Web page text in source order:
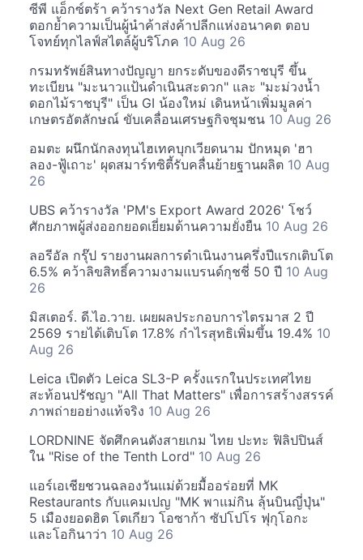
ซีพี แอ็กซ์ตร้า คว้ารางวัล Next Gen Retail Award
ตอกย้ำความเป็นผู้นำค้าส่งค้าปลีกแห่งอนาคต ตอบ
โจทย์ทุกไลฟ์สไตล์ผู้บริโภค 10 Aug 26
กรมทรัพย์สินทางปัญญา ยกระดับของดีราชบุรี ขึ้น
ทะเบียน "มะนาวแป้นดำเนินสะดวก" และ "มะม่วงน้ำ
ดอกไม้ราชบุรี" เป็น GI น้องใหม่ เดินหน้าเพิ่มมูลค่า
เกษตรอัตลักษณ์ ขับเคลื่อนเศรษฐกิจชุมชน 10 Aug 26
อมตะ ผนึกนักลงทุนไฮเทคบุกเวียดนาม ปักหมุด 'ฮา
ลอง-ฟู้เถาะ' ผุดสมาร์ทซิตี้รับคลื่นย้ายฐานผลิต 10 Aug
26
UBS คว้ารางวัล 'PM's Export Award 2026' โชว์
ศักยภาพผู้ส่งออกยอดเยี่ยมด้านความยั่งยืน 10 Aug 26
ลอรีอัล กรุ๊ป รายงานผลการดำเนินงานครึ่งปีแรกเติบโต
6.5% คว้าลิขสิทธิ์ความงามแบรนด์กุชชี่ 50 ปี 10 Aug
26
มิสเตอร์. ดี.ไอ.วาย. เผยผลประกอบการไตรมาส 2 ปี
2569 รายได้เติบโต 17.8% กำไรสุทธิเพิ่มขึ้น 19.4% 10
Aug 26
Leica เปิดตัว Leica SL3-P ครั้งแรกในประเทศไทย
สะท้อนปรัชญา "All That Matters" เพื่อการสร้างสรรค์
ภาพถ่ายอย่างแท้จริง 10 Aug 26
LORDNINE จัดศึกคนดังสายเกม ไทย ปะทะ ฟิลิปปินส์
ใน "Rise of the Tenth Lord" 10 Aug 26
แอร์เอเชียชวนฉลองวันแม่ด้วยมื้ออร่อยที่ MK
Restaurants กับแคมเปญ "MK พาแม่กิน ลุ้นบินญี่ปุ่น"
5 เมืองยอดฮิต โตเกียว โอซาก้า ซัปโปโร ฟุกุโอกะ
และโอกินาว่า 10 Aug 26